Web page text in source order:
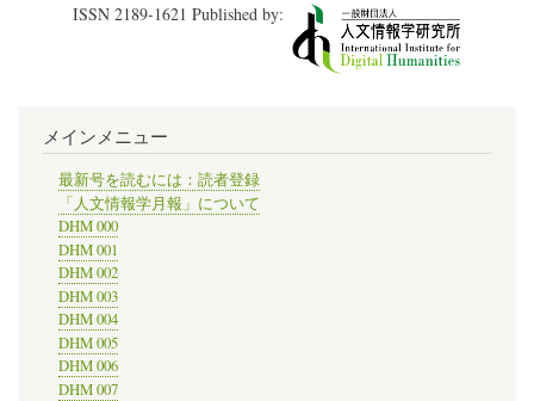
ISSN 2189-1621 Published by:
メインメニュー
最新号を読むには：読者登録
「人文情報学月報」について
DHM 000
DHM 001
DHM 002
DHM 003
DHM 004
DHM 005
DHM 006
DHM 007